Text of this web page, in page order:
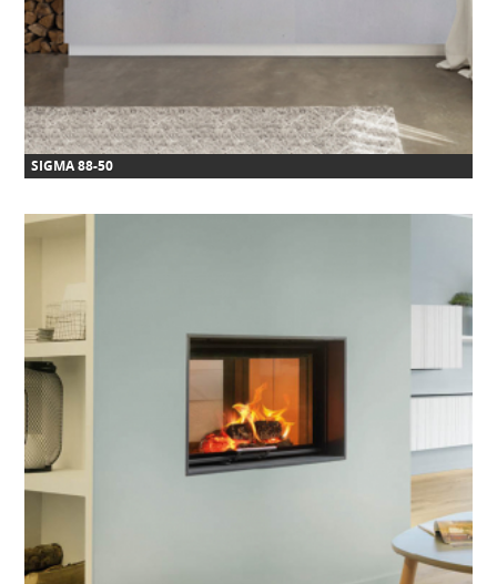
SIGMA 88-50